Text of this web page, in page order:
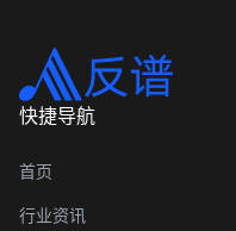
快捷导航
首页
行业资讯